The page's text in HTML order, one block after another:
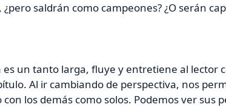
saldrán como campeones? ¿O serán
es un tanto larga, fluye y entretiene al lector
Al ir cambiando de perspectiva, nos
los demás como solos. Podemos ver sus